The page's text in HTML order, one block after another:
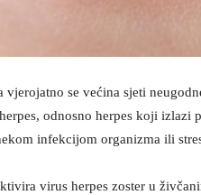
vjerojatno se većina sjeti
odnosno herpes koji izlazi
infekcijom organizma ili
virus herpes zoster u